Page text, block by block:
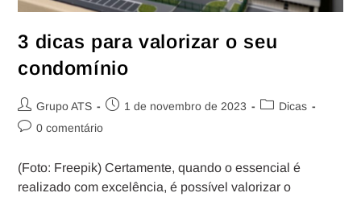
3 dicas para valorizar o seu
condomínio
Grupo ATS 1 de novembro de 2023
Dicas
0 comentário
(Foto: Freepik) Certamente, quando o essencial é
realizado com excelência, é possível valorizar o